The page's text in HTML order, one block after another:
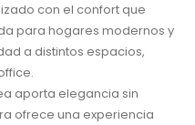
con el confort que
para hogares modernos y
a distintos espacios,
aporta elegancia sin
ofrece una experiencia